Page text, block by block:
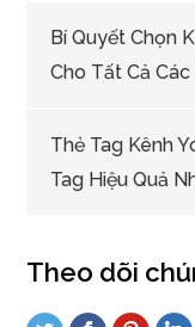
Bí Quyết Chọn
Cho Tất Cả Các
Thẻ Tag Kênh
Tag Hiệu Quả
Theo dõi